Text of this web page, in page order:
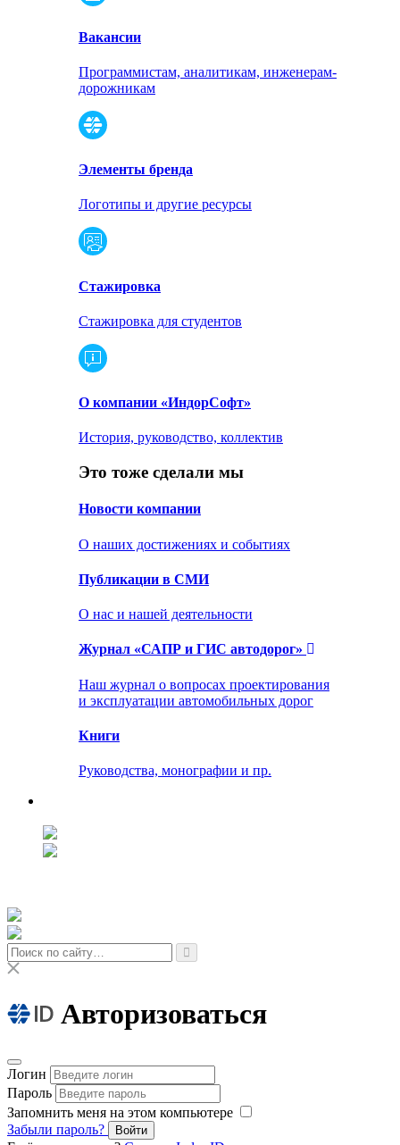
Вакансии
Программистам, аналитикам, инженерам-
дорожникам
Элементы бренда
Логотипы и другие ресурсы
Стажировка
Стажировка для студентов
О компании «ИндорСофт»
История, руководство, коллектив
Это тоже сделали мы
Новости компании
О наших достижениях и событиях
Публикации в СМИ
О нас и нашей деятельности
Журнал «САПР и ГИС автодорог»
Наш журнал о вопросах проектирования
и эксплуатации автомобильных дорог
Книги
Руководства, монографии и пр.
Авторизоваться
Логин
Пароль
Запомнить меня на этом компьютере
Забыли пароль?
Войти